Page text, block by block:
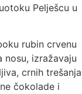
Pelješcu u
rubin crvenu
nosu, izražavaju
crnih trešanja
čokolade i